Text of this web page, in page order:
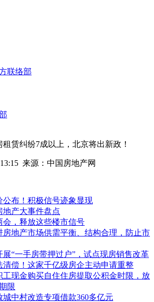
联络部
赁纠纷7成以上，北京将出新政！
来源： 中国房地产网
公布！积极信号迹象显现
地产大事件盘点
会，释放这些楼市信号
房地产市场供需平衡、结构合理，防止市
展“一手房带押过户”，试点现房销售改革
清偿！这家千亿级房企主动申请重整
工现金购买自住住房提取公积金时限，放
限
城中村改造专项借款360多亿元